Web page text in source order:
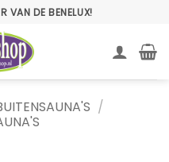
VAN DE BENELUX!
/